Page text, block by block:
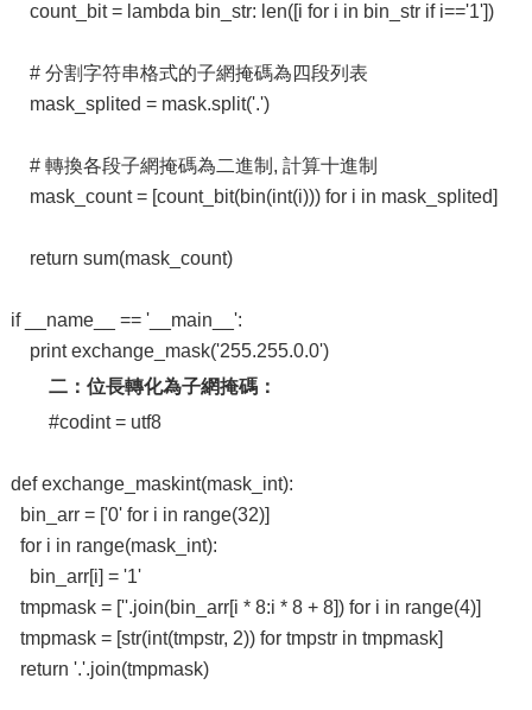
count_bit = lambda bin_str: len([i for i in bin_str if i=='1'])
# 分割字符串格式的子網掩碼為四段列表
mask_splited = mask.split('.')
# 轉換各段子網掩碼為二進制, 計算十進制
mask_count = [count_bit(bin(int(i))) for i in mask_splited]
return sum(mask_count)
if __name__ == '__main__':
print exchange_mask('255.255.0.0')
二：位長轉化為子網掩碼：
#codint = utf8
def exchange_maskint(mask_int):
bin_arr = ['0' for i in range(32)]
for i in range(mask_int):
bin_arr[i] = '1'
tmpmask = [''.join(bin_arr[i * 8:i * 8 + 8]) for i in range(4)]
tmpmask = [str(int(tmpstr, 2)) for tmpstr in tmpmask]
return '.'.join(tmpmask)